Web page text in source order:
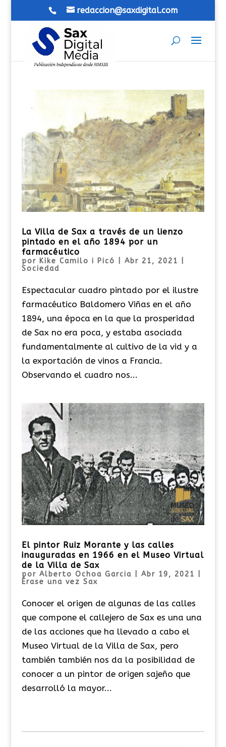
redaccion@saxdigital.com
La Villa de Sax a través de un lienzo
pintado en el año 1894 por un
farmacéutico
por Kike Camilo i Picó Abr 21, 2021
Sociedad
Espectacular cuadro pintado por el ilustre
farmacéutico Baldomero Viñas en el año
1894, una época en la que la prosperidad
de Sax no era poca, y estaba asociada
fundamentalmente al cultivo de la vid y a
la exportación de vinos a Francia.
Observando el cuadro nos...
El pintor Ruiz Morante y las calles
inauguradas en 1966 en el Museo Virtual
de la Villa de Sax
por Alberto Ochoa Garcia Abr 19, 2021
Érase una vez Sax
Conocer el origen de algunas de las calles
que compone el callejero de Sax es una una
de las acciones que ha llevado a cabo el
Museo Virtual de la Villa de Sax, pero
también también nos da la posibilidad de
conocer a un pintor de origen sajeño que
desarrolló la mayor...